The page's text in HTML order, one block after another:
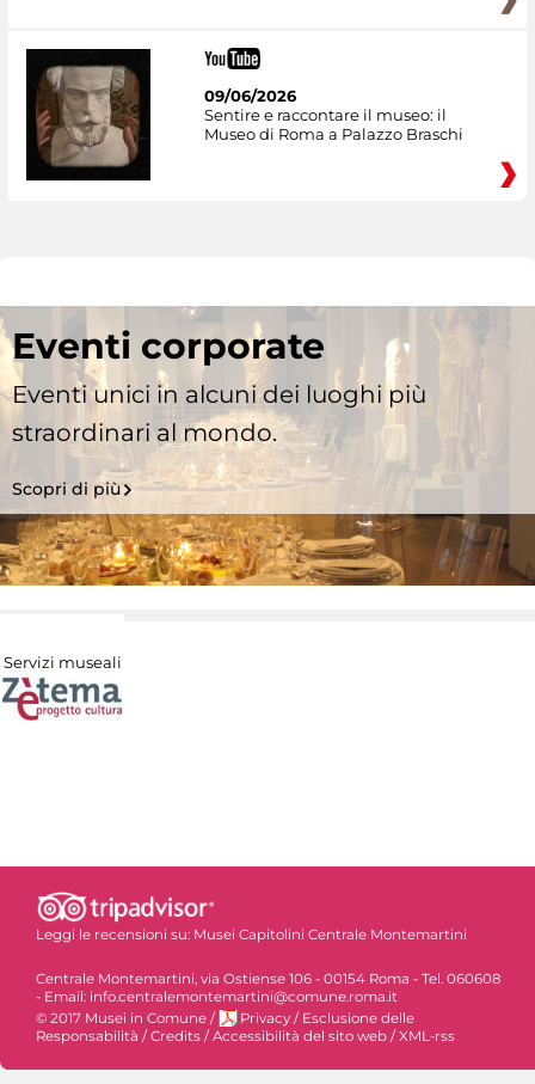
09/06/2026
Sentire e raccontare il museo: il
Museo di Roma a Palazzo Braschi
Eventi corporate
Eventi unici in alcuni dei luoghi più
straordinari al mondo.
Scopri di più
Servizi museali
Leggi le recensioni su: Musei Capitolini Centrale Montemartini
Centrale Montemartini, via Ostiense 106 - 00154 Roma - Tel. 060608
- Email: info.centralemontemartini@comune.roma.it
© 2017 Musei in Comune / Privacy / Esclusione delle
Responsabilità / Credits / Accessibilità del sito web / XML-rss